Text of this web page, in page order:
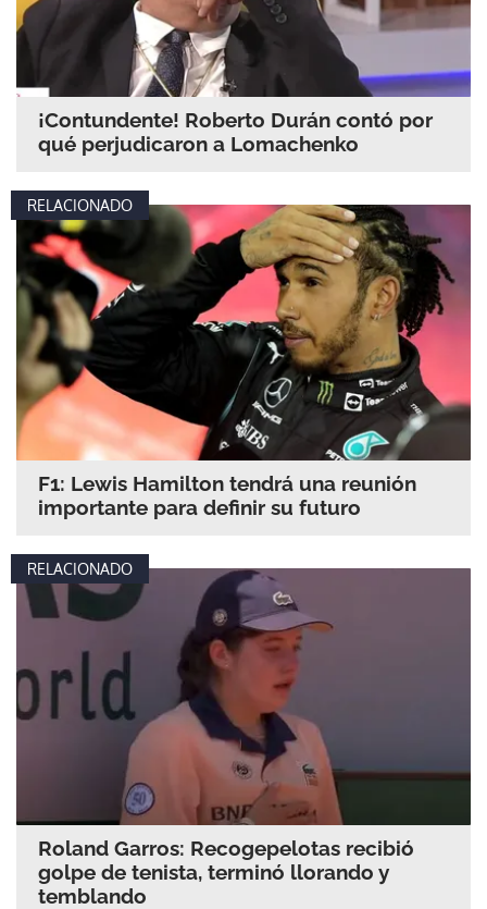
¡Contundente! Roberto Durán contó por
qué perjudicaron a Lomachenko
RELACIONADO
F1: Lewis Hamilton tendrá una reunión
importante para definir su futuro
RELACIONADO
Roland Garros: Recogepelotas recibió
golpe de tenista, terminó llorando y
temblando